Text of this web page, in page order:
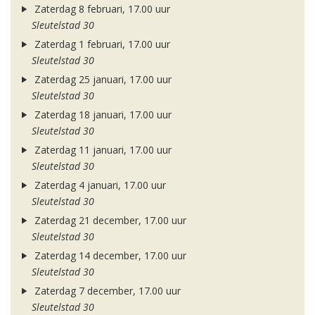
Zaterdag 8 februari, 17.00 uur
Sleutelstad 30
Zaterdag 1 februari, 17.00 uur
Sleutelstad 30
Zaterdag 25 januari, 17.00 uur
Sleutelstad 30
Zaterdag 18 januari, 17.00 uur
Sleutelstad 30
Zaterdag 11 januari, 17.00 uur
Sleutelstad 30
Zaterdag 4 januari, 17.00 uur
Sleutelstad 30
Zaterdag 21 december, 17.00 uur
Sleutelstad 30
Zaterdag 14 december, 17.00 uur
Sleutelstad 30
Zaterdag 7 december, 17.00 uur
Sleutelstad 30